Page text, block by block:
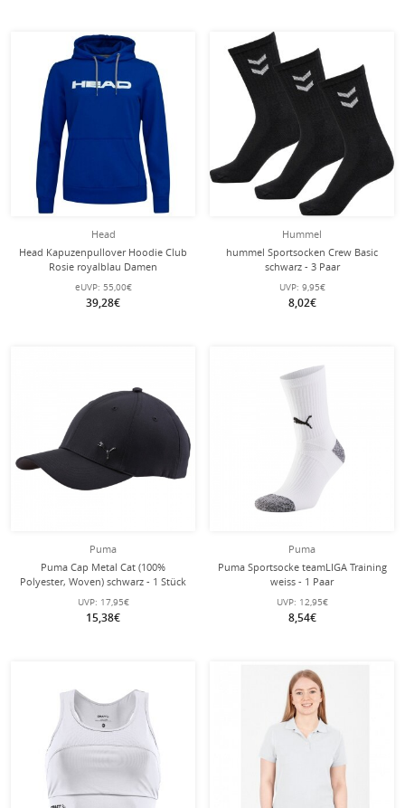
Head
Head Kapuzenpullover Hoodie Club
Rosie royalblau Damen
eUVP: 55,00€
39,28€
Hummel
hummel Sportsocken Crew Basic
schwarz - 3 Paar
UVP: 9,95€
8,02€
Puma
Puma Cap Metal Cat (100%
Polyester, Woven) schwarz - 1 Stück
UVP: 17,95€
15,38€
Puma
Puma Sportsocke teamLIGA Training
weiss - 1 Paar
UVP: 12,95€
8,54€